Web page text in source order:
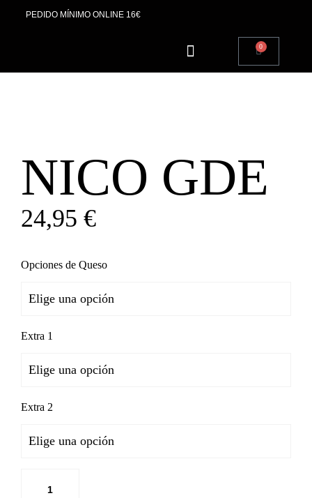
PEDIDO MÍNIMO ONLINE 16€
0
NICO GDE
24,95 €
Opciones de Queso
Extra 1
Extra 2